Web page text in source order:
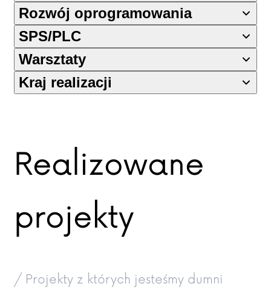
Rozwój oprogramowania
SPS/PLC
Warsztaty
Kraj realizacji
Realizowane
projekty
/ Projekty z których jesteśmy dumni